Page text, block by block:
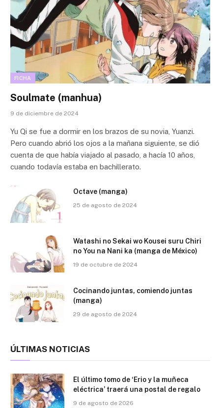
FICHA
Soulmate (manhua)
9 de diciembre de 2024
Yu Qi se fue a dormir en los brazos de su novia, Yuanzi.
Pero cuando abrió los ojos a la mañana siguiente, se dió
cuenta de que había viajado al pasado, a hacía 10 años,
cuando todavía estaba en bachillerato.
Octave (manga)
25 de agosto de 2024
Watashi no Sekai wo Kousei suru Chiri
no You na Nani ka (manga de México)
19 de octubre de 2024
Cocinando juntas, comiendo juntas
(manga)
29 de agosto de 2024
ÚLTIMAS NOTICIAS
El último tomo de ‘Erio y la muñeca
eléctrica’ traerá una postal de regalo
9 de agosto de 2026